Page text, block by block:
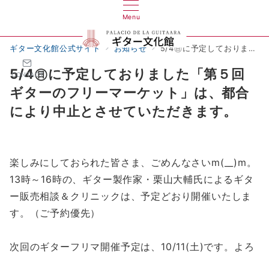
Menu
CONTACT
ギター文化館公式サイト お知らせ 5/4㊐に予定しておりました「第５回ギターのフリーマーケット」は、都合により中止とさせていただきます。
5/4㊐に予定しておりました「第５回
ギターのフリーマーケット」は、都合
により中止とさせていただきます。
楽しみにしておられた皆さま、ごめんなさいm(__)m。
13時～16時の、ギター製作家・栗山大輔氏によるギタ
ー販売相談＆クリニックは、予定どおり開催いたしま
す。（ご予約優先）
次回のギターフリマ開催予定は、10/11(土)です。よろ